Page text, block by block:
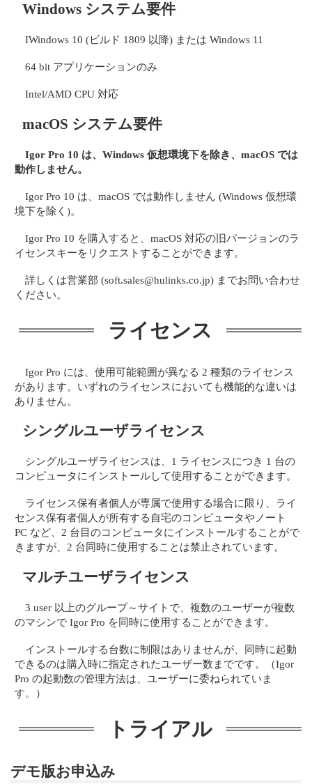
Windows システム要件
IWindows 10 (ビルド 1809 以降) または Windows 11
64 bit アプリケーションのみ
Intel/AMD CPU 対応
macOS システム要件
Igor Pro 10 は、Windows 仮想環境下を除き、macOS では
動作しません。
Igor Pro 10 は、macOS では動作しません (Windows 仮想環
境下を除く)。
Igor Pro 10 を購入すると、macOS 対応の旧バージョンのラ
イセンスキーをリクエストすることができます。
詳しくは営業部 (soft.sales@hulinks.co.jp) までお問い合わせ
ください。
ライセンス
Igor Pro には、使用可能範囲が異なる 2 種類のライセンス
があります。いずれのライセンスにおいても機能的な違いは
ありません。
シングルユーザライセンス
シングルユーザライセンスは、1 ライセンスにつき 1 台の
コンピュータにインストールして使用することができます。
ライセンス保有者個人が専属で使用する場合に限り、ライ
センス保有者個人が所有する自宅のコンピュータやノート
PC など、2 台目のコンピュータにインストールすることがで
きますが、2 台同時に使用することは禁止されています。
マルチユーザライセンス
3 user 以上のグループ～サイトで、複数のユーザーが複数
のマシンで Igor Pro を同時に使用することができます。
インストールする台数に制限はありませんが、同時に起動
できるのは購入時に指定されたユーザー数までです。（Igor
Pro の起動数の管理方法は、ユーザーに委ねられていま
す。）
トライアル
デモ版お申込み